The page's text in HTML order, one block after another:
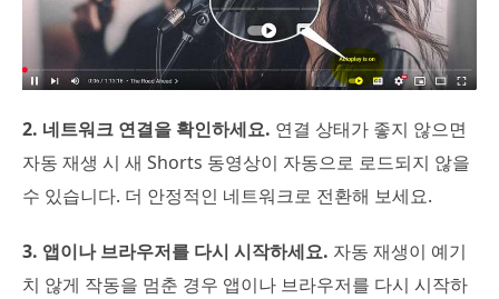
2. 네트워크 연결을 확인하세요. 연결 상태가 좋지 않으면
자동 재생 시 새 Shorts 동영상이 자동으로 로드되지 않을
수 있습니다. 더 안정적인 네트워크로 전환해 보세요.
3. 앱이나 브라우저를 다시 시작하세요. 자동 재생이 예기
치 않게 작동을 멈춘 경우 앱이나 브라우저를 다시 시작하